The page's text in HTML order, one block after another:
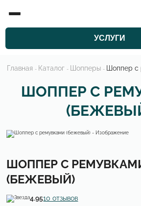
УСЛУГИ
Главная - Каталог - Шопперы - Шоппер
ШОППЕР С
ШОППЕР С
(БЕЖЕВЫЙ)
4.9510 отзывов